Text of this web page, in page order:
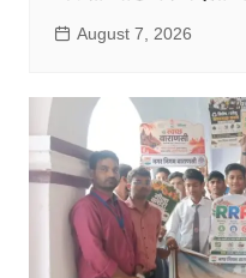
August 7, 2026